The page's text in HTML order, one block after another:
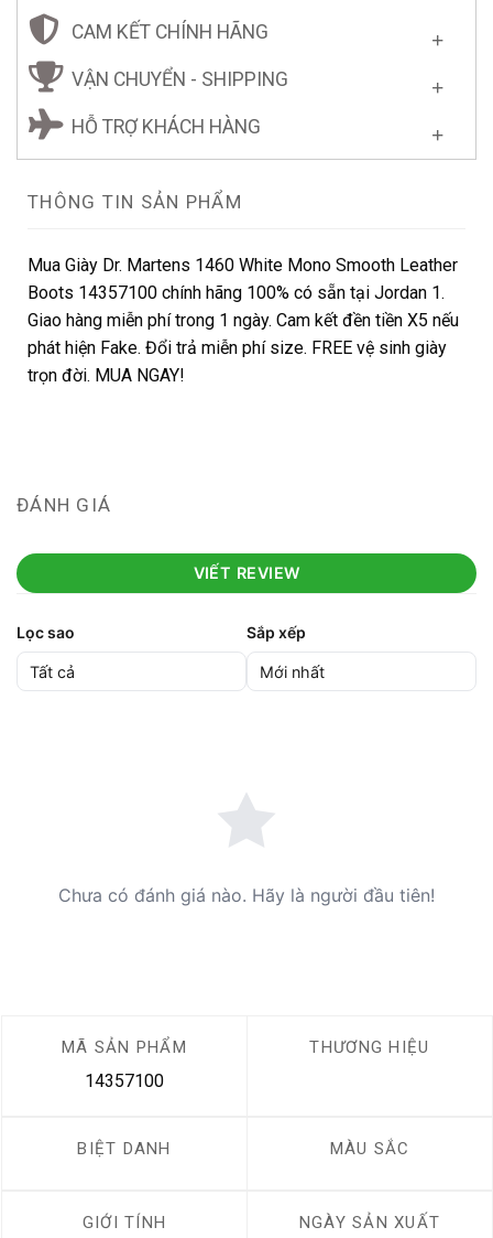
CAM KẾT CHÍNH HÃNG
VẬN CHUYỂN - SHIPPING
HỖ TRỢ KHÁCH HÀNG
THÔNG TIN SẢN PHẨM
Mua Giày Dr. Martens 1460 White Mono Smooth Leather
Boots 14357100 chính hãng 100% có sẵn tại Jordan 1.
Giao hàng miễn phí trong 1 ngày. Cam kết đền tiền X5 nếu
phát hiện Fake. Đổi trả miễn phí size. FREE vệ sinh giày
trọn đời. MUA NGAY!
ĐÁNH GIÁ
VIẾT REVIEW
Lọc sao Sắp xếp
Chưa có đánh giá nào. Hãy là người đầu tiên!
MÃ SẢN PHẨM
14357100
THƯƠNG HIỆU
BIỆT DANH MÀU SẮC
GIỚI TÍNH NGÀY SẢN XUẤT